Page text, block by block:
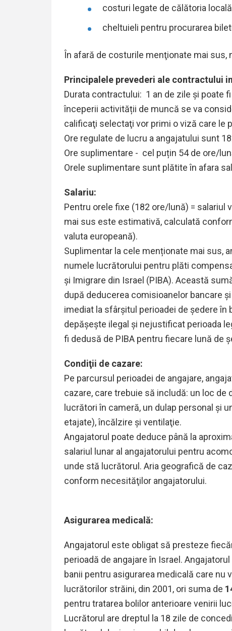
costuri legate de călătoria
cheltuieli pentru procurarea
În afară de costurile menţionate mai
Principalele prevederi ale contractului
Durata contractului: 1 an de zile și poate
începerii activității de muncă se va
calificaţi selectaţi vor primi o viză care le
Ore regulate de lucru a angajatului sunt
Ore suplimentare - cel puțin 54 de ore/
Orele suplimentare sunt plătite în afara
Salariu:
Pentru orele fixe (182 ore/lună) = salariul
mai sus este estimativă, calculată
valuta europeană).
Suplimentar la cele menționate mai sus,
numele lucrătorului pentru plăti
și Imigrare din Israel (PIBA). Această
după deducerea comisioanelor bancare
imediat la sfârșitul perioadei de ședere
depășește ilegal și nejustificat perioada
fi dedusă de PIBA pentru fiecare lună de
Condiţii de cazare:
Pe parcursul perioadei de angajare,
cazare, care trebuie să includă: un loc
lucrători în cameră, un dulap personal şi
etajate), încălzire şi ventilaţie.
Angajatorul poate deduce până la
salariul lunar al angajatorului pentru
unde stă lucrătorul. Aria geografică de
conform necesităţilor angajatorului.
Asigurarea medicală:
Angajatorul este obligat să presteze
perioadă de angajare în Israel.
banii pentru asigurarea medicală care
lucrătorilor străini, din 2001, ori suma de
pentru tratarea bolilor anterioare venirii
Lucrătorul are dreptul la 18 zile de